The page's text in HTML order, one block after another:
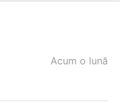
Acum o lună